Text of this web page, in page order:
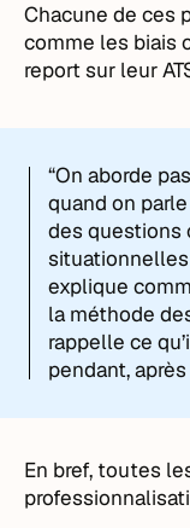
Chacune de ces
comme les biais
report sur leur
“On aborde
quand on
des questions
explique
la méthode
rappelle ce
pendant,
En bref, toutes